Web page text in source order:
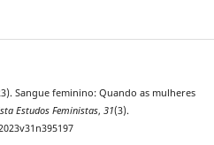
Sangue feminino: Quando as mulheres
Estudos Feministas, 31(3).